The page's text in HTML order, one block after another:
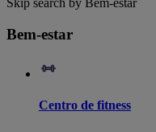
Skip search by Bem-estar
Bem-estar
Centro de fitness